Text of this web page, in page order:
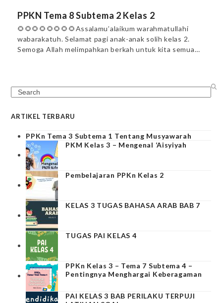
PPKN Tema 8 Subtema 2 Kelas 2
🌻🌻🌻🌻🌻🌻🌻🌻Assalamu’alaikum warahmatullahi
wabarakatuh. Selamat pagi anak-anak solih kelas 2.
Semoga Allah melimpahkan berkah untuk kita semua…
Search
ARTIKEL TERBARU
PPKn Tema 3 Subtema 1 Tentang Musyawarah
PKM Kelas 3 – Mengenal ‘Aisyiyah
Pembelajaran PPKn Kelas 2
KELAS 3 TUGAS BAHASA ARAB BAB 7
TUGAS PAI KELAS 4
PPKn Kelas 3 – Tema 7 Subtema 4 –
Pentingnya Menghargai Keberagaman
PAI KELAS 3 BAB PERILAKU TERPUJI